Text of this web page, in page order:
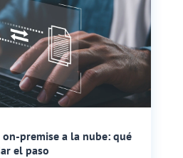
on-premise a la nube: qué
el paso